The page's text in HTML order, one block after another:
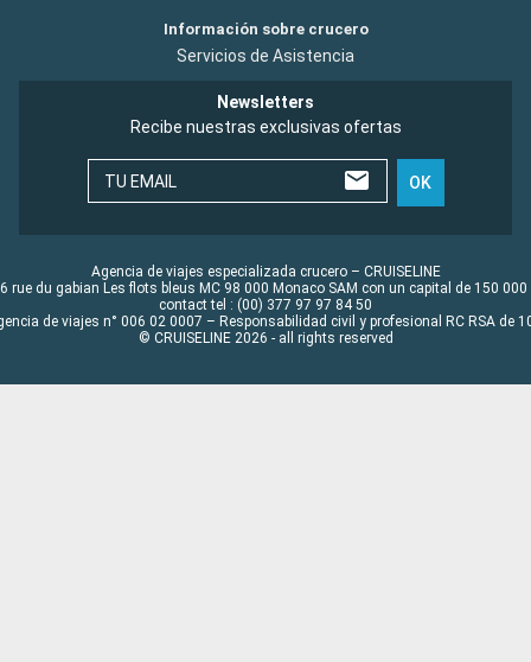
Información sobre crucero
Servicios de Asistencia
Newsletters
Recibe nuestras exclusivas ofertas
TU EMAIL OK
Agencia de viajes especializada crucero – CRUISELINE
rue du gabian Les flots bleus MC 98 000 Monaco SAM con un capital de 150 000
contact tel : (00) 377 97 97 84 50
de viajes n° 006 02 0007 – Responsabilidad civil y profesional RC RSA de
© CRUISELINE 2026 - all rights reserved